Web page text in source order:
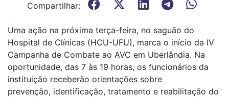
Compartilhar:
Uma ação na próxima terça-feira, no saguão do
Hospital de Clínicas (HCU-UFU), marca o início da IV
Campanha de Combate ao AVC em Uberlândia. Na
oportunidade, das 7 às 19 horas, os funcionários da
instituição receberão orientações sobre
prevenção, identificação, tratamento e reabilitação do